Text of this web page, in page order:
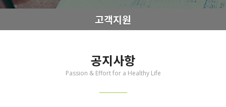
고객지원
공지사항
Passion & Effort for a Healthy Life